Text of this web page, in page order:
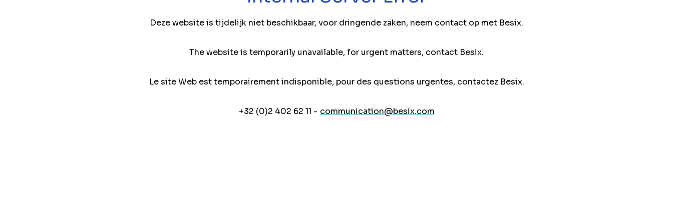
Deze website is tijdelijk niet beschikbaar, voor dringende zaken, neem contact op met Besix.
The website is temporarily unavailable, for urgent matters, contact Besix.
Le site Web est temporairement indisponible, pour des questions urgentes, contactez Besix.
+32 (0)2 402 62 11 - communication@besix.com